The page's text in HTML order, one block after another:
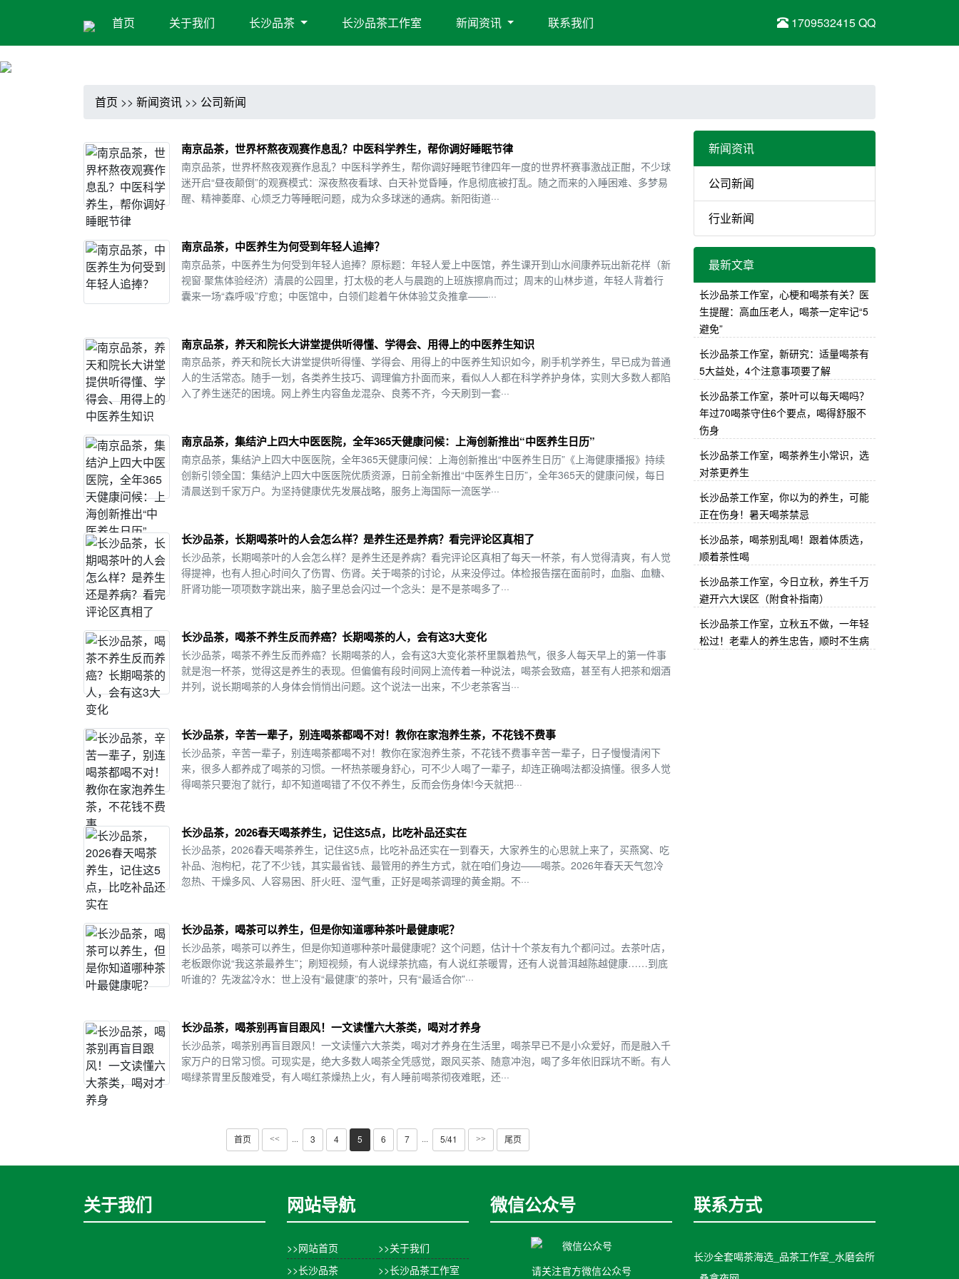
首页 关于我们 长沙品茶 长沙品茶工作室 新闻资讯 联系我们 1709532415 QQ
首页 >> 新闻资讯 >> 公司新闻
南京品茶，世界杯熬夜观赛作息乱？中医科学养生，帮你调好睡眠节律
南京品茶，世界杯熬夜观赛作息乱？中医科学养生，帮你调好睡眠节律四年一度的世界杯赛事激战正酣，不少球
迷开启“昼夜颠倒”的观赛模式：深夜熬夜看球、白天补觉昏睡，作息彻底被打乱。随之而来的入睡困难、多梦易
醒、精神萎靡、心烦乏力等睡眠问题，成为众多球迷的通病。新阳街道···
南京品茶，中医养生为何受到年轻人追捧？
南京品茶，中医养生为何受到年轻人追捧？原标题：年轻人爱上中医馆，养生课开到山水间康养玩出新花样（新
视窗·聚焦体验经济）清晨的公园里，打太极的老人与晨跑的上班族擦肩而过；周末的山林步道，年轻人背着行
囊来一场“森呼吸”疗愈；中医馆中，白领们趁着午休体验艾灸推拿——···
南京品茶，养天和院长大讲堂提供听得懂、学得会、用得上的中医养生知识
南京品茶，养天和院长大讲堂提供听得懂、学得会、用得上的中医养生知识如今，刷手机学养生，早已成为普通
人的生活常态。随手一划，各类养生技巧、调理偏方扑面而来，看似人人都在科学养护身体，实则大多数人都陷
入了养生迷茫的困境。网上养生内容鱼龙混杂、良莠不齐，今天刷到一套···
南京品茶，集结沪上四大中医医院，全年365天健康问候：上海创新推出“中医养生日历”
南京品茶，集结沪上四大中医医院，全年365天健康问候：上海创新推出“中医养生日历”《上海健康播报》持续
创新引领全国：集结沪上四大中医医院优质资源，日前全新推出“中医养生日历”，全年365天的健康问候，每日
清晨送到千家万户。为坚持健康优先发展战略，服务上海国际一流医学···
长沙品茶，长期喝茶叶的人会怎么样？是养生还是养病？看完评论区真相了
长沙品茶，长期喝茶叶的人会怎么样？是养生还是养病？看完评论区真相了每天一杯茶，有人觉得清爽，有人觉
得提神，也有人担心时间久了伤胃、伤肾。关于喝茶的讨论，从来没停过。体检报告摆在面前时，血脂、血糖、
肝肾功能一项项数字跳出来，脑子里总会闪过一个念头：是不是茶喝多了···
长沙品茶，喝茶不养生反而养癌？长期喝茶的人，会有这3大变化
长沙品茶，喝茶不养生反而养癌？长期喝茶的人，会有这3大变化茶杯里飘着热气，很多人每天早上的第一件事
就是泡一杯茶，觉得这是养生的表现。但偏偏有段时间网上流传着一种说法，喝茶会致癌，甚至有人把茶和烟酒
并列，说长期喝茶的人身体会悄悄出问题。这个说法一出来，不少老茶客当···
长沙品茶，辛苦一辈子，别连喝茶都喝不对！教你在家泡养生茶，不花钱不费事
长沙品茶，辛苦一辈子，别连喝茶都喝不对！教你在家泡养生茶，不花钱不费事辛苦一辈子，日子慢慢清闲下
来，很多人都养成了喝茶的习惯。一杯热茶暖身舒心，可不少人喝了一辈子，却连正确喝法都没搞懂。很多人觉
得喝茶只要泡了就行，却不知道喝错了不仅不养生，反而会伤身体!今天就把···
长沙品茶，2026春天喝茶养生，记住这5点，比吃补品还实在
长沙品茶，2026春天喝茶养生，记住这5点，比吃补品还实在一到春天，大家养生的心思就上来了，买燕窝、吃
补品、泡枸杞，花了不少钱，其实最省钱、最管用的养生方式，就在咱们身边——喝茶。2026年春天天气忽冷
忽热、干燥多风、人容易困、肝火旺、湿气重，正好是喝茶调理的黄金期。不···
长沙品茶，喝茶可以养生，但是你知道哪种茶叶最健康呢？
长沙品茶，喝茶可以养生，但是你知道哪种茶叶最健康呢？这个问题，估计十个茶友有九个都问过。去茶叶店，
老板跟你说“我这茶最养生”；刷短视频，有人说绿茶抗癌，有人说红茶暖胃，还有人说普洱越陈越健康……到底
听谁的？先泼盆冷水：世上没有“最健康”的茶叶，只有“最适合你”···
长沙品茶，喝茶别再盲目跟风！一文读懂六大茶类，喝对才养身
长沙品茶，喝茶别再盲目跟风！一文读懂六大茶类，喝对才养身在生活里，喝茶早已不是小众爱好，而是融入千
家万户的日常习惯。可现实是，绝大多数人喝茶全凭感觉，跟风买茶、随意冲泡，喝了多年依旧踩坑不断。有人
喝绿茶胃里反酸难受，有人喝红茶燥热上火，有人睡前喝茶彻夜难眠，还···
首页 << ··· 3 4 5 6 7 ··· 5/41 >> 尾页
新闻资讯
公司新闻
行业新闻
最新文章
长沙品茶工作室，心梗和喝茶有关？医
生提醒：高血压老人，喝茶一定牢记“5
避免”
长沙品茶工作室，新研究：适量喝茶有
5大益处，4个注意事项要了解
长沙品茶工作室，茶叶可以每天喝吗？
年过70喝茶守住6个要点，喝得舒服不
伤身
长沙品茶工作室，喝茶养生小常识，选
对茶更养生
长沙品茶工作室，你以为的养生，可能
正在伤身！暑天喝茶禁忌
长沙品茶，喝茶别乱喝！跟着体质选，
顺着茶性喝
长沙品茶工作室，今日立秋，养生千万
避开六大误区（附食补指南）
长沙品茶工作室，立秋五不做，一年轻
松过！老辈人的养生忠告，顺时不生病
关于我们 网站导航
>>网站首页
>>关于我们
>>长沙品茶
>>长沙品茶工作室
微信公众号
请关注官方微信公众号
联系方式
长沙全套喝茶海选_品茶工作室_水磨会所